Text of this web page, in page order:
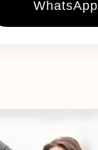
WhatsApp